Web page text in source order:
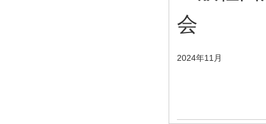
会
2024年11月